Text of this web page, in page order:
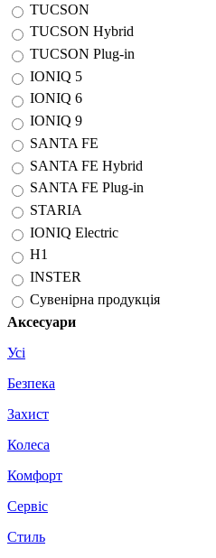
TUCSON
TUCSON Hybrid
TUCSON Plug-in
IONIQ 5
IONIQ 6
IONIQ 9
SANTA FE
SANTA FE Hybrid
SANTA FE Plug-in
STARIA
IONIQ Electric
H1
INSTER
Сувенірна продукція
Аксесуари
Усі
Безпека
Захист
Колеса
Комфорт
Сервіс
Стиль